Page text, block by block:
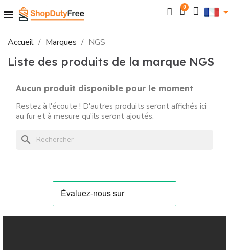
Accueil Marques NGS
Liste des produits de la marque NGS
Aucun produit disponible pour le moment
Restez à l'écoute ! D'autres produits seront affichés ici
au fur et à mesure qu'ils seront ajoutés.
search